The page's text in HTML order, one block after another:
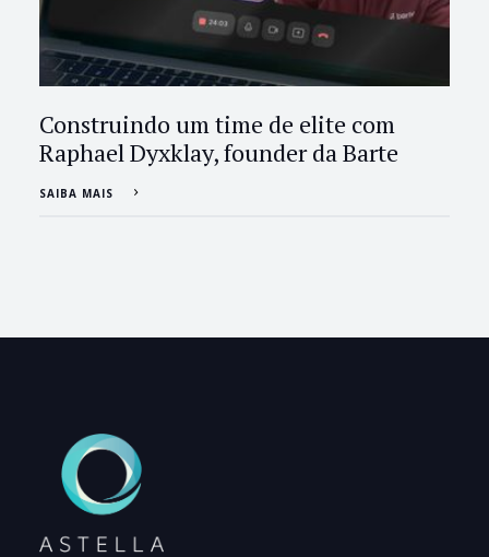
Construindo um time de elite com
Raphael Dyxklay, founder da Barte
SAIBA MAIS